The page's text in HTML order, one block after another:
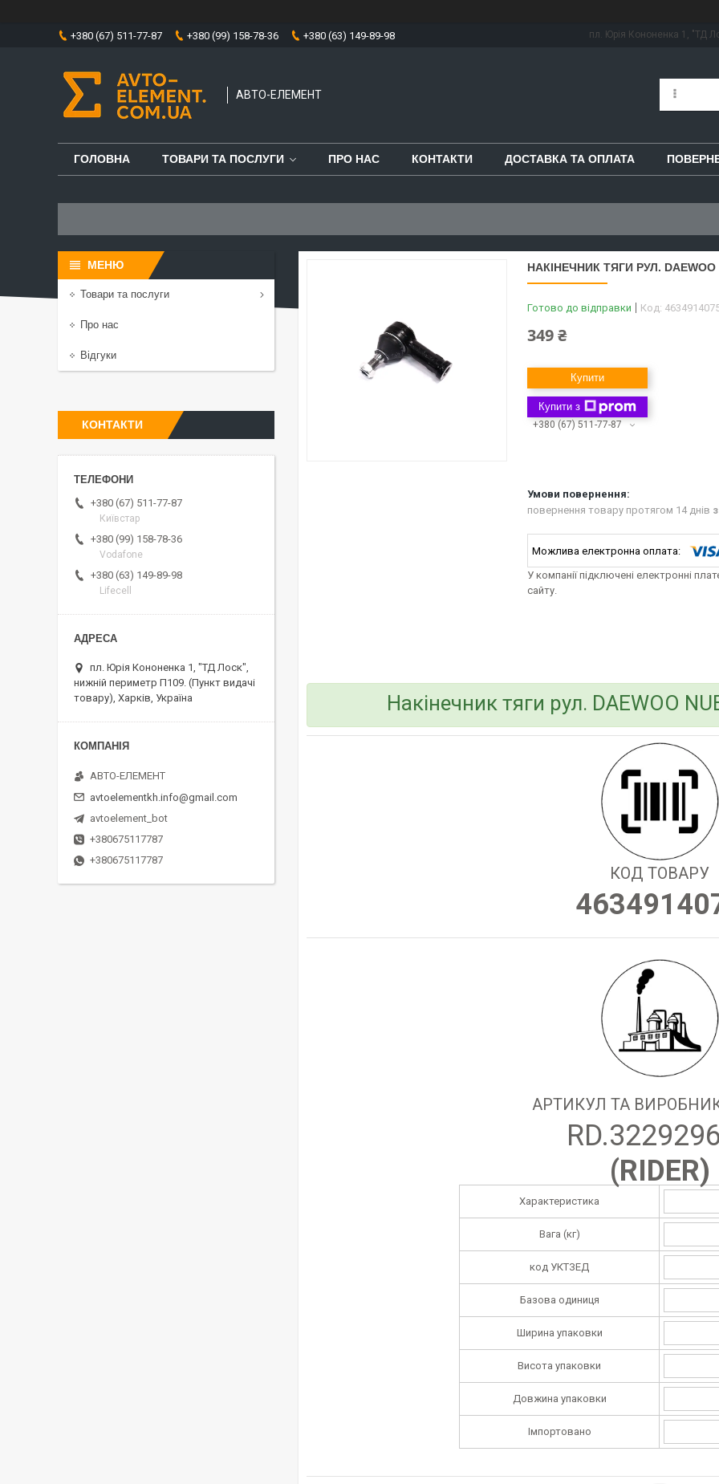
+380 (67) 511-77-87 +380 (99) 158-78-36 +380 (63) 149-89-98 пл. Юрія Кононенка 1, "ТД
АВТО-ЕЛЕМЕНТ
ГОЛОВНА ТОВАРИ ТА ПОСЛУГИ ПРО НАС КОНТАКТИ ДОСТАВКА ТА ОПЛАТА
НАКІНЕЧНИК ТЯГИ РУЛ. DAEWOO
Готово до відправки Код:
349 ₴
Купити
Купити з
+380 (67) 511-77-87
повернення товару протягом 14 днів
У компанії підключені електронні
сайту.
Накінечник тяги рул. DAEWOO
КОД ТОВАРУ
АРТИКУЛ ТА
(RIDER)
Характеристика
Вага (кг)
код УКТЗЕД
Базова одиниця
Ширина упаковки
Висота упаковки
Довжина упаковки
Імпортовано
Товари та послуги
Про нас
Відгуки
КОНТАКТИ
+380 (67) 511-77-87
Київстар
+380 (99) 158-78-36
Vodafone
+380 (63) 149-89-98
Lifecell
пл. Юрія Кононенка 1, "ТД Лоск",
нижній периметр П109. (Пункт видачі
товару), Харків, Україна
АВТО-ЕЛЕМЕНТ
avtoelementkh.info@gmail.com
avtoelement_bot
+380675117787
+380675117787